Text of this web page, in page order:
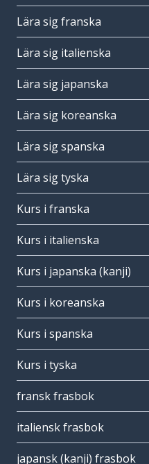
Lära sig franska
Lära sig italienska
Lära sig japanska
Lära sig koreanska
Lära sig spanska
Lära sig tyska
Kurs i franska
Kurs i italienska
Kurs i japanska (kanji)
Kurs i koreanska
Kurs i spanska
Kurs i tyska
fransk frasbok
italiensk frasbok
japansk (kanji) frasbok